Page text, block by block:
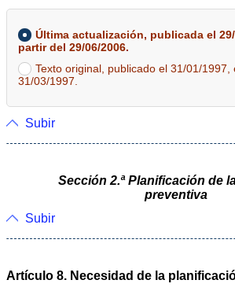
Última actualización, publicada el
partir del 29/06/2006.
Texto original, publicado el 31/01/
31/03/1997.
Subir
Sección 2.ª Planificación de
preventiva
Subir
Artículo 8. Necesidad de la